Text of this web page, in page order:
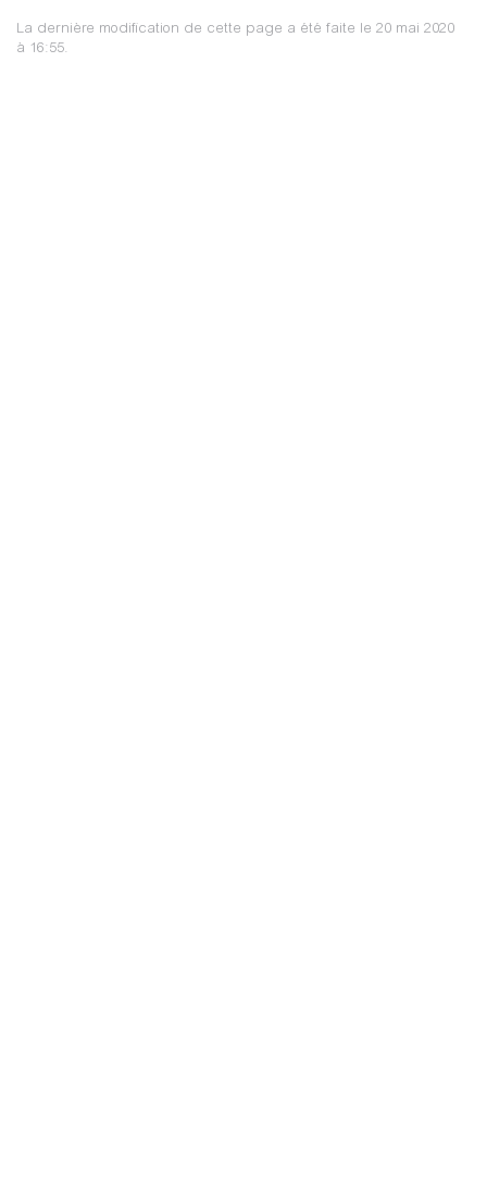
La dernière modification de cette page a été faite le 20 mai 2020
à 16:55.